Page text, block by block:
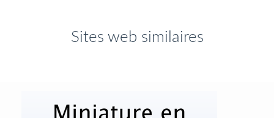
Sites web similaires